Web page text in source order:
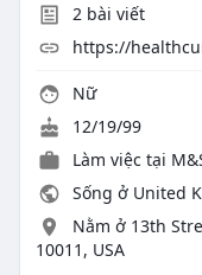
2bài viết
https://
Nữ
12/19/99
Làm việc tại
Sống ở United
Nằm ở 13th
10011, USA